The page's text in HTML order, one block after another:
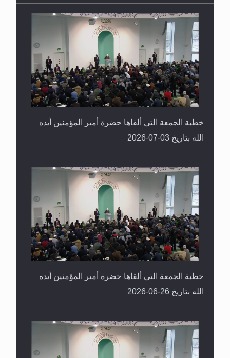
خطبة الجمعة التي ألقاها حضرة أمير المؤمنين أيده
الله بتاريخ 03-07-2026
خطبة الجمعة التي ألقاها حضرة أمير المؤمنين أيده
الله بتاريخ 26-06-2026